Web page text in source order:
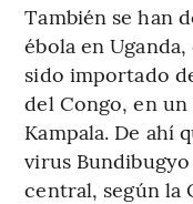
También se han
ébola en
sido importado
del Congo, en
Kampala. De ahí
virus
central, según la